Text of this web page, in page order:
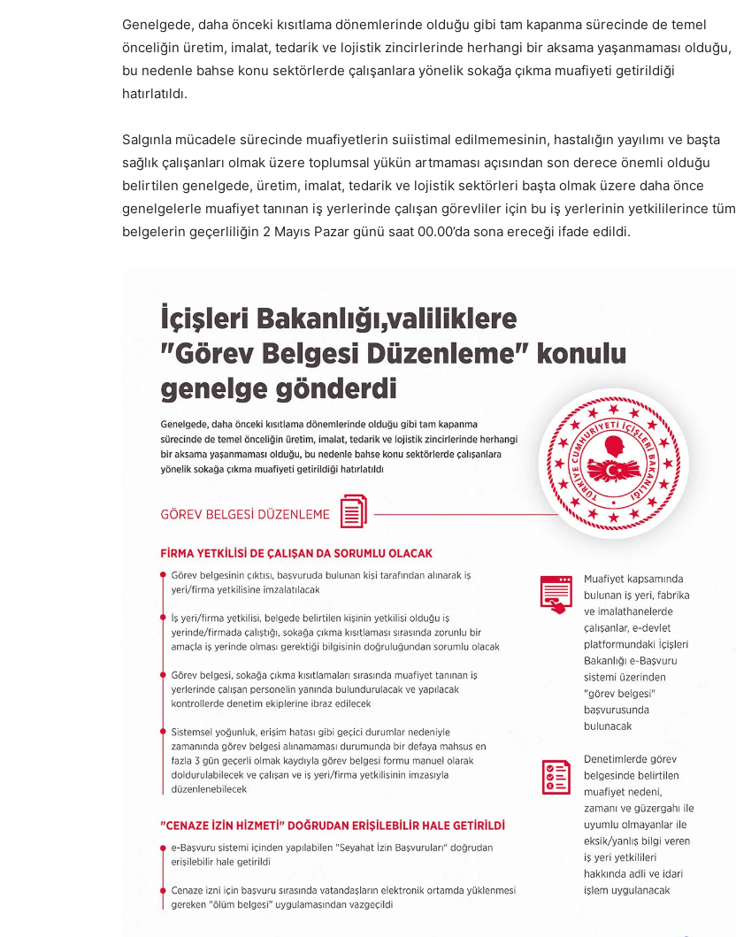
Genelgede, daha önceki kısıtlama dönemlerinde olduğu gibi tam kapanma sürecinde de temel
önceliğin üretim, imalat, tedarik ve lojistik zincirlerinde herhangi bir aksama yaşanmaması olduğu,
bu nedenle bahse konu sektörlerde çalışanlara yönelik sokağa çıkma muafiyeti getirildiği
hatırlatıldı.
Salgınla mücadele sürecinde muafiyetlerin suiistimal edilmemesinin, hastalığın yayılımı ve başta
sağlık çalışanları olmak üzere toplumsal yükün artmaması açısından son derece önemli olduğu
belirtilen genelgede, üretim, imalat, tedarik ve lojistik sektörleri başta olmak üzere daha önce
genelgelerle muafiyet tanınan iş yerlerinde çalışan görevliler için bu iş yerlerinin yetkililerince tüm
belgelerin geçerliliğin 2 Mayıs Pazar günü saat 00.00’da sona ereceği ifade edildi.